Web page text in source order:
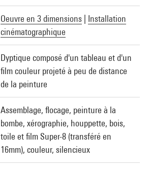
Oeuvre en 3 dimensions
Installation
cinématographique
Dyptique composé d'un tableau et d'un
film couleur projeté à peu de distance
de la peinture
Assemblage, flocage, peinture à la
bombe, xérographie, houppette, bois,
toile et film Super-8 (transféré en
16mm), couleur, silencieux